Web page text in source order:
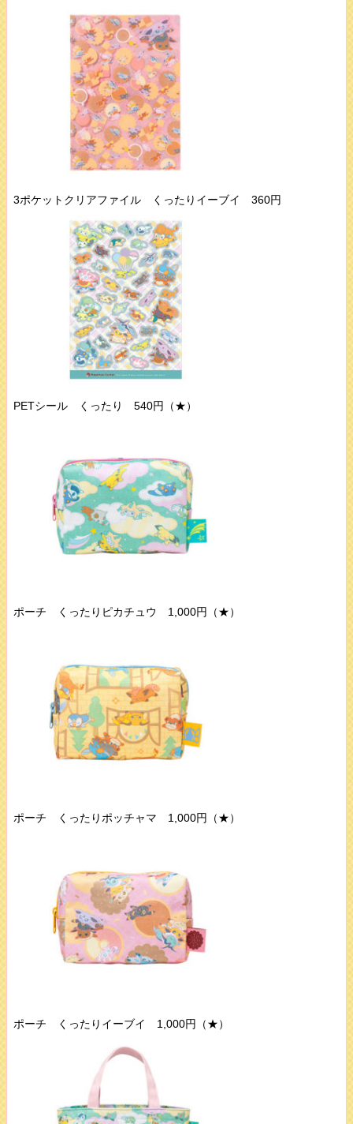
3ポケットクリアファイル くったりイーブイ 360円
PETシール くったり 540円（★）
ポーチ くったりピカチュウ 1,000円（★）
ポーチ くったりポッチャマ 1,000円（★）
ポーチ くったりイーブイ 1,000円（★）